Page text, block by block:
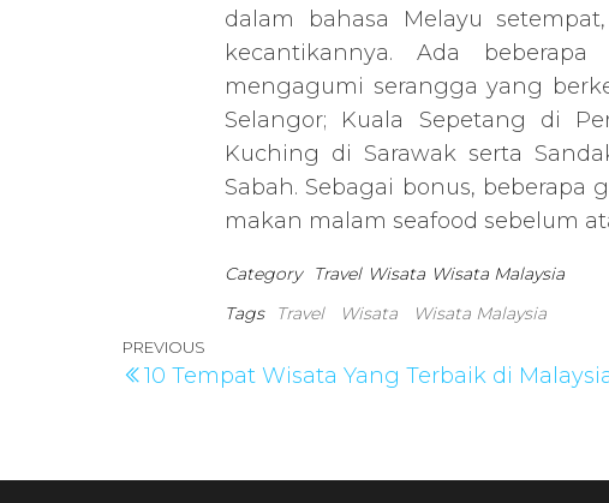
dalam bahasa Melayu
kecantikannya. Ada
mengagumi serangga yang
Selangor; Kuala Sepetang di
Kuching di Sarawak serta
Sabah. Sebagai bonus,
makan malam seafood sebelum
Category Travel Wisata Wisata Malaysia
Tags
Travel Wisata Wisata Malaysia
Post
navigation
Previous
Post
PREVIOUS
10 Tempat Wisata Yang Terbaik di